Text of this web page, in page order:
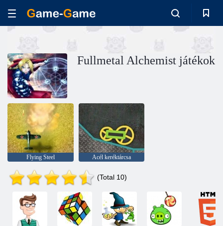
Fullmetal Alchemist játékok
Flying Steel Acél keréktárcsa
(Total 10)